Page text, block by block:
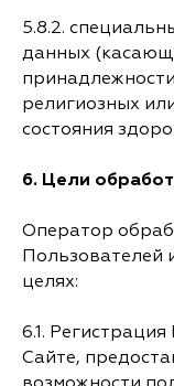
5.8.2.
данных
религиозных
состояния
6. Цели
Оператор
целях:
6.1.
Сайте,